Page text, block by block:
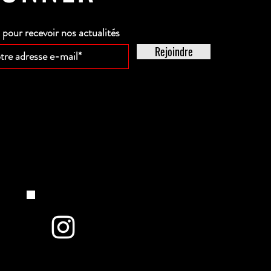
recevoir nos actualités
Rejoindre